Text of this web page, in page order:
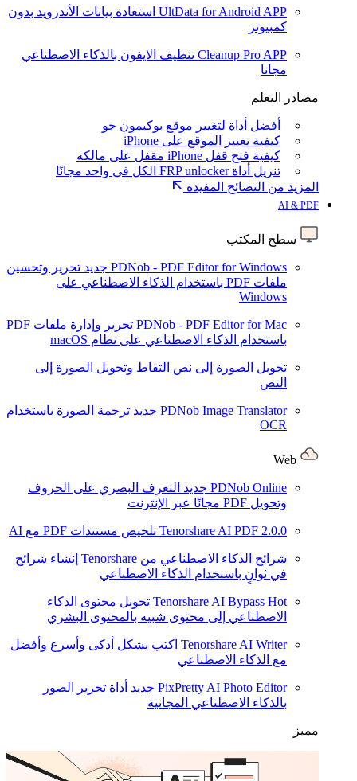
UltData for Android APP استعادة بيانات الأندرويد بدون
كمبيوتر
Cleanup Pro APP تنظيف الايفون بالذكاء الاصطناعي
مجانا
مصادر التعلم
أفضل أداة لتغيير موقع بوكيمون جو
كيفية تغيير الموقع على iPhone
كيفية فتح قفل iPhone مقفل على مالكه
تنزيل أداة FRP unlocker الكل في واحد مجانًا
المزيد من النصائح المفيدة
AI & PDF
سطح المكتب
PDNob - PDF Editor for Windows جديد تحرير وتحسين
ملفات PDF باستخدام الذكاء الاصطناعي على
Windows
PDNob - PDF Editor for Mac
تحرير وإدارة ملفات PDF
باستخدام الذكاء الاصطناعي على نظام macOS
تحويل الصورة إلى نص التقاط وتحويل الصورة إلى
النص
PDNob Image Translator جديد ترجمة الصورة باستخدام
OCR
PDNob Online جديد التعرف البصري على الحروف
وتحويل PDF مجانًا عبر الإنترنت
Tenorshare AI PDF 2.0.0 تلخيص مستندات PDF مع AI
شرائح الذكاء الاصطناعي من Tenorshare
إنشاء شرائح
في ثوانٍ باستخدام الذكاء الاصطناعي
Tenorshare AI Bypass Hot
تحويل محتوى الذكاء
الاصطناعي إلى محتوى شبيه بالمحتوى البشري
Tenorshare AI Writer اكتب بشكل أذكى وأسرع وأفضل
مع الذكاء الاصطناعي
PixPretty AI Photo Editor جديد أداة تحرير الصور
بالذكاء الاصطناعي المجانية
مميز